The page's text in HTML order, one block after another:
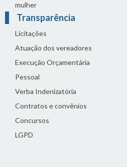
mulher
Transparência
Licitações
Atuação dos vereadores
Execução Orçamentária
Pessoal
Verba Indenizatória
Contratos e convênios
Concursos
LGPD